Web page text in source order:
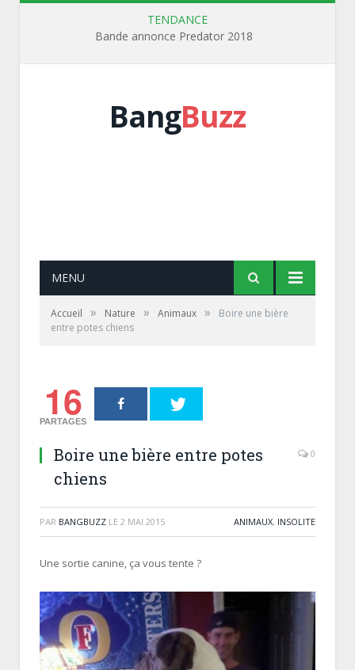
TENDANCE
Bande annonce Predator 2018
BangBuzz
MENU
Accueil » Nature » Animaux »
Boire une bière
entre potes chiens
16
PARTAGES
Boire une bière entre potes
chiens
0
PAR BANGBUZZ LE 2 MAI 2015 ANIMAUX, INSOLITE
Une sortie canine, ça vous tente ?